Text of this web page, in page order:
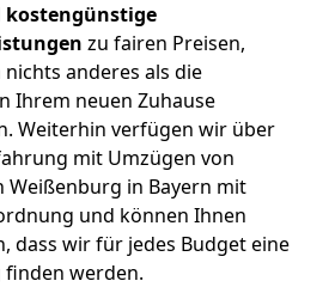
kostengünstige
zu fairen Preisen,
anderes als die
Ihrem neuen Zuhause
Weiterhin verfügen wir über
mit Umzügen von
Weißenburg in Bayern mit
und können Ihnen
dass wir für jedes Budget eine
finden werden.